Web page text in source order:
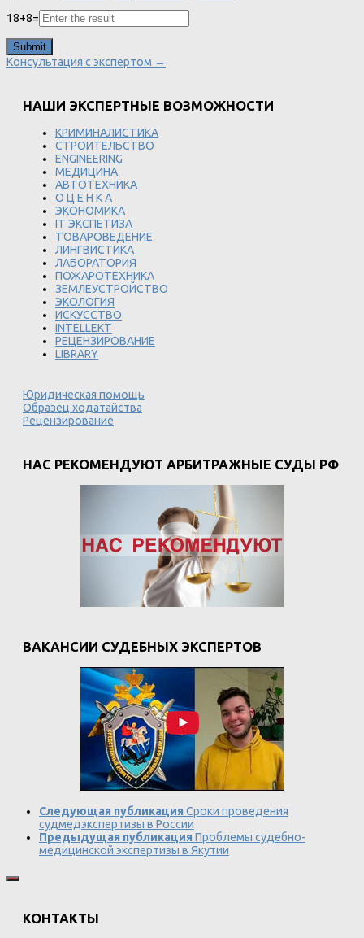
18+8=
Консультация с экспертом →
НАШИ ЭКСПЕРТНЫЕ ВОЗМОЖНОСТИ
КРИМИНАЛИСТИКА
СТРОИТЕЛЬСТВО
ENGINEERING
МЕДИЦИНА
АВТОТЕХНИКА
О Ц Е Н К А
ЭКОНОМИКА
IT ЭКСПЕТИЗА
ТОВАРОВЕДЕНИЕ
ЛИНГВИСТИКА
ЛАБОРАТОРИЯ
ПОЖАРОТЕХНИКА
ЗЕМЛЕУСТРОЙСТВО
ЭКОЛОГИЯ
ИСКУССТВО
INTELLEKT
РЕЦЕНЗИРОВАНИЕ
LIBRARY
Юридическая помощь
Образец ходатайства
Рецензирование
НАС РЕКОМЕНДУЮТ АРБИТРАЖНЫЕ СУДЫ РФ
ВАКАНСИИ СУДЕБНЫХ ЭКСПЕРТОВ
Следующая публикация Сроки проведения
судмедэкспертизы в России
Предыдущая публикация Проблемы судебно-
медицинской экспертизы в Якутии
КОНТАКТЫ